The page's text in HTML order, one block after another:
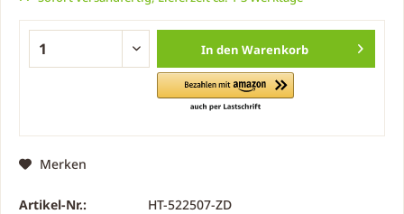
In den Warenkorb
Merken
Artikel-Nr.:
HT-522507-ZD